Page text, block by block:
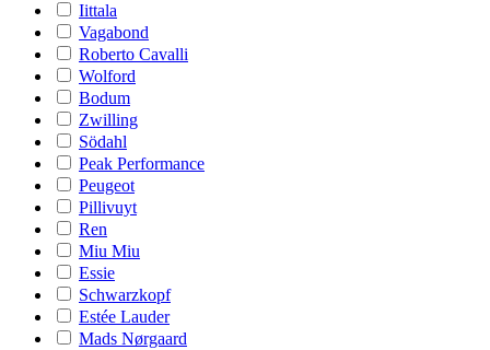
Iittala
Vagabond
Roberto Cavalli
Wolford
Bodum
Zwilling
Södahl
Peak Performance
Peugeot
Pillivuyt
Ren
Miu Miu
Essie
Schwarzkopf
Estée Lauder
Mads Nørgaard